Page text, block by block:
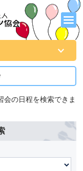
会の日程を検索できま